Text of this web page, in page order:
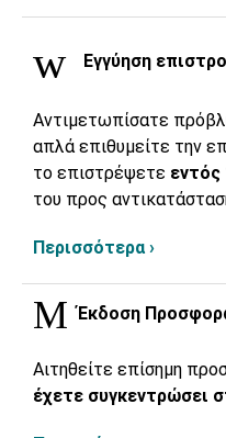
Εγγύηση
Αντιμετωπίσατε
απλά επιθυμείτε την
το επιστρέψετε εντός
του προς
Περισσότερα ›
Έκδοση
Αιτηθείτε επίσημη
έχετε συγκεντρώσει